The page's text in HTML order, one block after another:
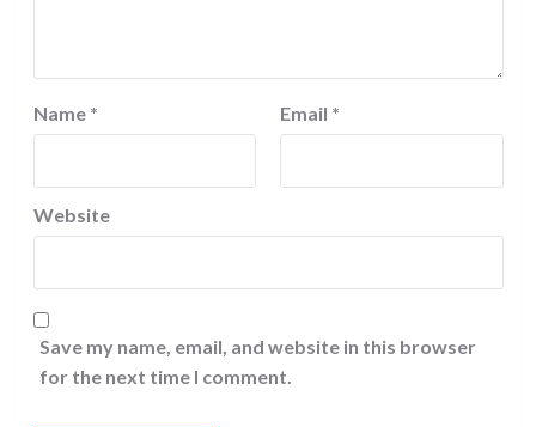
Name * Email *
Website
Save my name, email, and website in this browser
for the next time I comment.